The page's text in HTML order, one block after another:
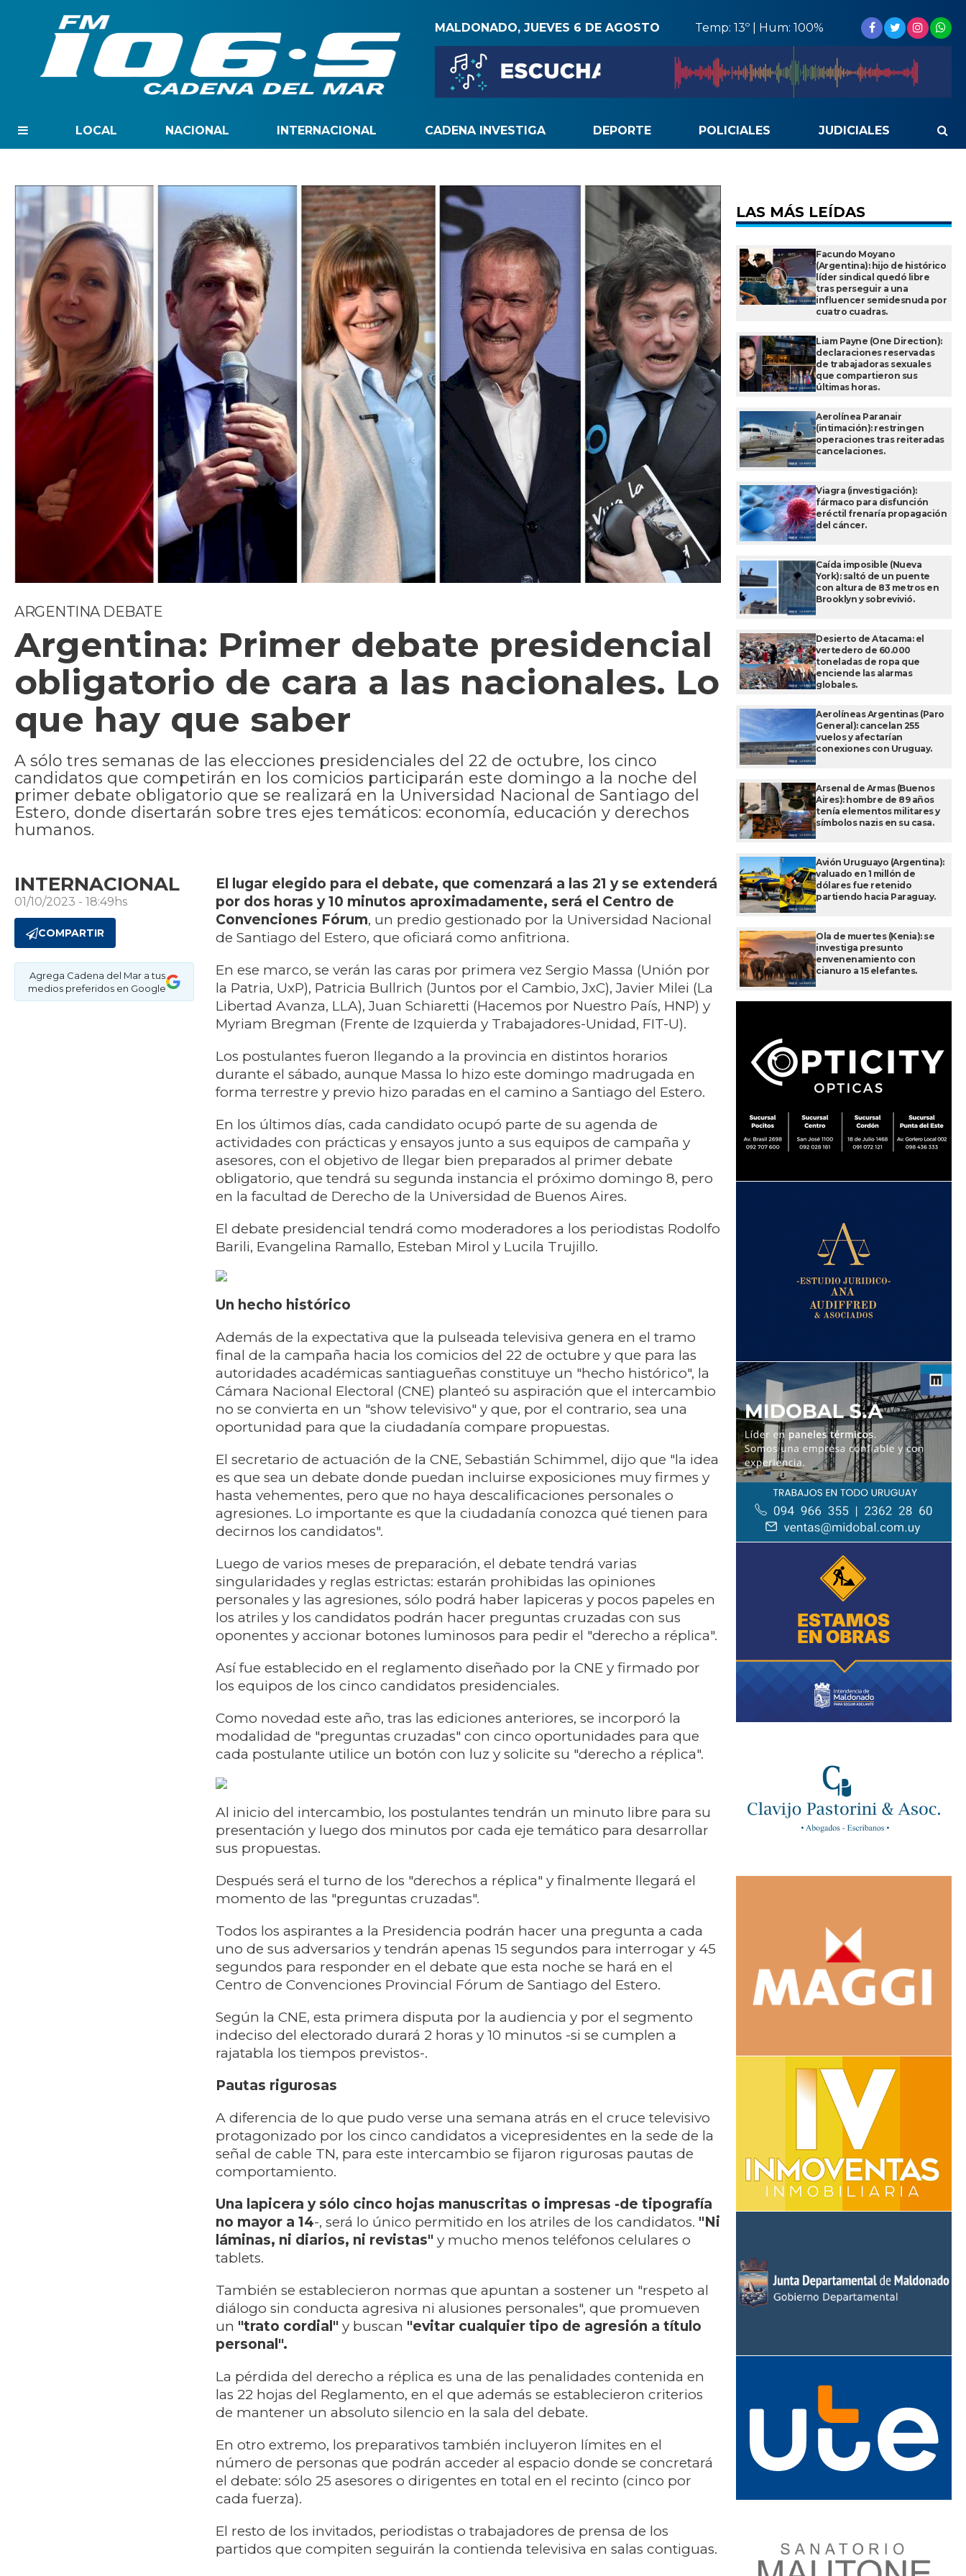
MALDONADO, JUEVES 6 DE AGOSTO Temp: 13º | Hum: 100%
LOCAL NACIONAL INTERNACIONAL CADENA INVESTIGA DEPORTE POLICIALES JUDICIALES
ARGENTINA DEBATE
Argentina: Primer debate presidencial
obligatorio de cara a las nacionales. Lo
que hay que saber
A sólo tres semanas de las elecciones presidenciales del 22 de octubre, los cinco
candidatos que competirán en los comicios participarán este domingo a la noche del
primer debate obligatorio que se realizará en la Universidad Nacional de Santiago del
Estero, donde disertarán sobre tres ejes temáticos: economía, educación y derechos
humanos.
INTERNACIONAL
01/10/2023 - 18:49hs
COMPARTIR
Agrega Cadena del Mar a tus
medios preferidos en Google
El lugar elegido para el debate, que comenzará a las 21 y se extenderá
por dos horas y 10 minutos aproximadamente, será el Centro de
Convenciones Fórum, un predio gestionado por la Universidad Nacional
de Santiago del Estero, que oficiará como anfitriona.
En ese marco, se verán las caras por primera vez Sergio Massa (Unión por
la Patria, UxP), Patricia Bullrich (Juntos por el Cambio, JxC), Javier Milei (La
Libertad Avanza, LLA), Juan Schiaretti (Hacemos por Nuestro País, HNP) y
Myriam Bregman (Frente de Izquierda y Trabajadores-Unidad, FIT-U).
Los postulantes fueron llegando a la provincia en distintos horarios
durante el sábado, aunque Massa lo hizo este domingo madrugada en
forma terrestre y previo hizo paradas en el camino a Santiago del Estero.
En los últimos días, cada candidato ocupó parte de su agenda de
actividades con prácticas y ensayos junto a sus equipos de campaña y
asesores, con el objetivo de llegar bien preparados al primer debate
obligatorio, que tendrá su segunda instancia el próximo domingo 8, pero
en la facultad de Derecho de la Universidad de Buenos Aires.
El debate presidencial tendrá como moderadores a los periodistas Rodolfo
Barili, Evangelina Ramallo, Esteban Mirol y Lucila Trujillo.
Un hecho histórico
Además de la expectativa que la pulseada televisiva genera en el tramo
final de la campaña hacia los comicios del 22 de octubre y que para las
autoridades académicas santiagueñas constituye un "hecho histórico", la
Cámara Nacional Electoral (CNE) planteó su aspiración que el intercambio
no se convierta en un "show televisivo" y que, por el contrario, sea una
oportunidad para que la ciudadanía compare propuestas.
El secretario de actuación de la CNE, Sebastián Schimmel, dijo que "la idea
es que sea un debate donde puedan incluirse exposiciones muy firmes y
hasta vehementes, pero que no haya descalificaciones personales o
agresiones. Lo importante es que la ciudadanía conozca qué tienen para
decirnos los candidatos".
Luego de varios meses de preparación, el debate tendrá varias
singularidades y reglas estrictas: estarán prohibidas las opiniones
personales y las agresiones, sólo podrá haber lapiceras y pocos papeles en
los atriles y los candidatos podrán hacer preguntas cruzadas con sus
oponentes y accionar botones luminosos para pedir el "derecho a réplica".
Así fue establecido en el reglamento diseñado por la CNE y firmado por
los equipos de los cinco candidatos presidenciales.
Como novedad este año, tras las ediciones anteriores, se incorporó la
modalidad de "preguntas cruzadas" con cinco oportunidades para que
cada postulante utilice un botón con luz y solicite su "derecho a réplica".
Al inicio del intercambio, los postulantes tendrán un minuto libre para su
presentación y luego dos minutos por cada eje temático para desarrollar
sus propuestas.
Después será el turno de los "derechos a réplica" y finalmente llegará el
momento de las "preguntas cruzadas".
Todos los aspirantes a la Presidencia podrán hacer una pregunta a cada
uno de sus adversarios y tendrán apenas 15 segundos para interrogar y 45
segundos para responder en el debate que esta noche se hará en el
Centro de Convenciones Provincial Fórum de Santiago del Estero.
Según la CNE, esta primera disputa por la audiencia y por el segmento
indeciso del electorado durará 2 horas y 10 minutos -si se cumplen a
rajatabla los tiempos previstos-.
Pautas rigurosas
A diferencia de lo que pudo verse una semana atrás en el cruce televisivo
protagonizado por los cinco candidatos a vicepresidentes en la sede de la
señal de cable TN, para este intercambio se fijaron rigurosas pautas de
comportamiento.
Una lapicera y sólo cinco hojas manuscritas o impresas -de tipografía
no mayor a 14-, será lo único permitido en los atriles de los candidatos. "Ni
láminas, ni diarios, ni revistas" y mucho menos teléfonos celulares o
tablets.
También se establecieron normas que apuntan a sostener un "respeto al
diálogo sin conducta agresiva ni alusiones personales", que promueven
un "trato cordial" y buscan "evitar cualquier tipo de agresión a título
personal".
La pérdida del derecho a réplica es una de las penalidades contenida en
las 22 hojas del Reglamento, en el que además se establecieron criterios
de mantener un absoluto silencio en la sala del debate.
En otro extremo, los preparativos también incluyeron límites en el
número de personas que podrán acceder al espacio donde se concretará
el debate: sólo 25 asesores o dirigentes en total en el recinto (cinco por
cada fuerza).
El resto de los invitados, periodistas o trabajadores de prensa de los
partidos que compiten seguirán la contienda televisiva en salas contiguas.
LAS MÁS LEÍDAS
Facundo Moyano
(Argentina): hijo de histórico
líder sindical quedó libre
tras perseguir a una
influencer semidesnuda por
cuatro cuadras.
Liam Payne (One Direction):
declaraciones reservadas
de trabajadoras sexuales
que compartieron sus
últimas horas.
Aerolínea Paranair
(intimación): restringen
operaciones tras reiteradas
cancelaciones.
Viagra (investigación):
fármaco para disfunción
eréctil frenaría propagación
del cáncer.
Caída imposible (Nueva
York): saltó de un puente
con altura de 83 metros en
Brooklyn y sobrevivió.
Desierto de Atacama: el
vertedero de 60.000
toneladas de ropa que
enciende las alarmas
globales.
Aerolíneas Argentinas (Paro
General): cancelan 255
vuelos y afectarían
conexiones con Uruguay.
Arsenal de Armas (Buenos
Aires): hombre de 89 años
tenía elementos militares y
símbolos nazis en su casa.
Avión Uruguayo (Argentina):
valuado en 1 millón de
dólares fue retenido
partiendo hacia Paraguay.
Ola de muertes (Kenia): se
investiga presunto
envenenamiento con
cianuro a 15 elefantes.